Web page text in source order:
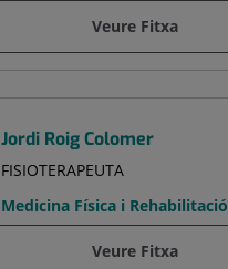
Veure Fitxa
Jordi Roig Colomer
FISIOTERAPEUTA
Medicina Física i Rehabilitació
Veure Fitxa